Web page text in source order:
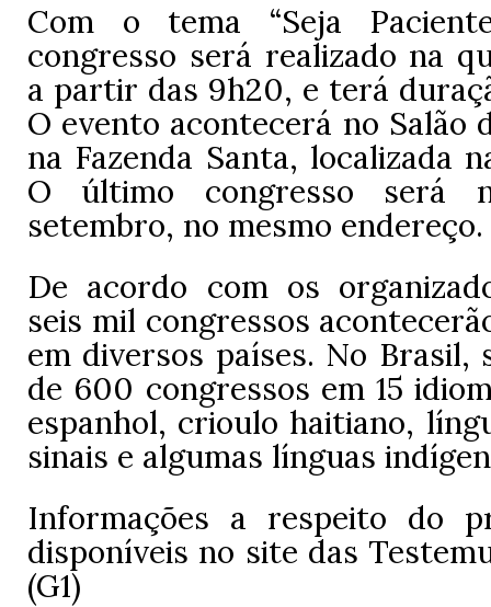
Com o tema “Seja
congresso será realizado na
a partir das 9h20, e terá
O evento acontecerá no Salão
na Fazenda Santa, localizada
O último congresso será
setembro, no mesmo endereço.
De acordo com os
seis mil congressos
em diversos países. No Brasil,
de 600 congressos em 15
espanhol, crioulo haitiano,
sinais e algumas línguas
Informações a respeito do
disponíveis no site das
(G1)